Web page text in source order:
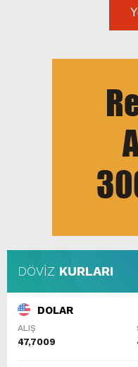
DÖVİZ KURLARI
DOLAR
ALIŞ
47,7009